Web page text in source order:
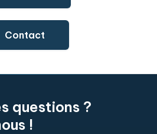
Contact
questions ?
!